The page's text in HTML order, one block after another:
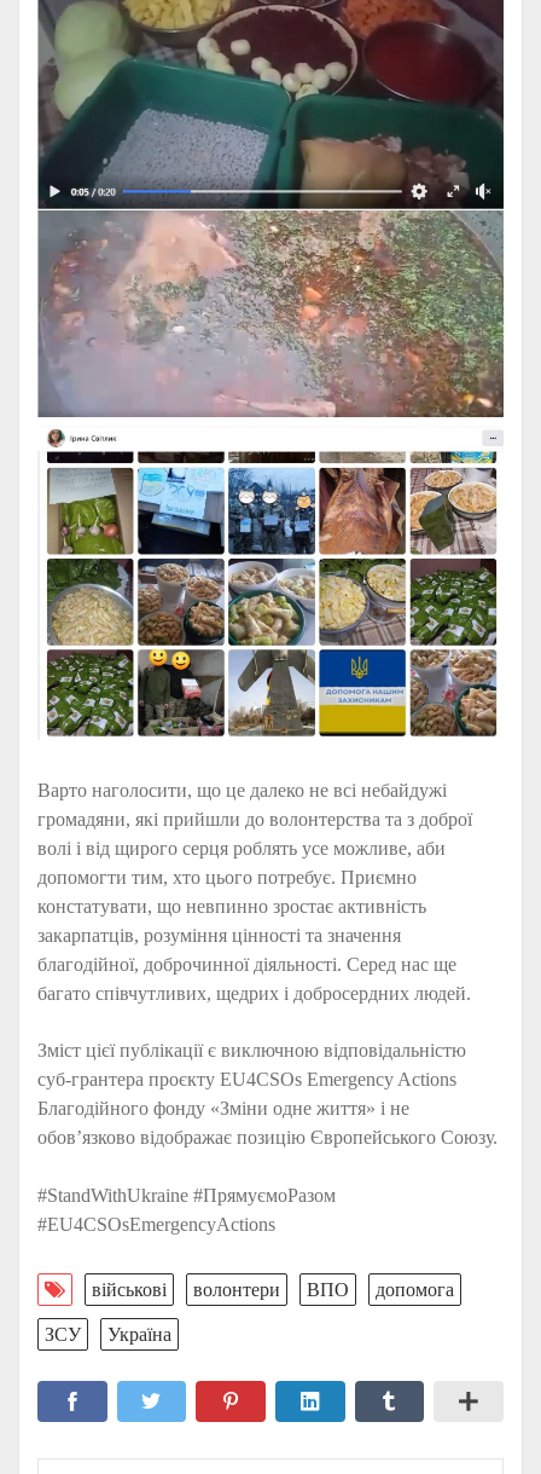
Варто наголосити, що це далеко не всі небайдужі
громадяни, які прийшли до волонтерства та з доброї
волі і від щирого серця роблять усе можливе, аби
допомогти тим, хто цього потребує. Приємно
констатувати, що невпинно зростає активність
закарпатців, розуміння цінності та значення
благодійної, доброчинної діяльності. Серед нас ще
багато співчутливих, щедрих і добросердних людей.
Зміст цієї публікації є виключною відповідальністю
суб-грантера проєкту EU4CSOs Emergency Actions
Благодійного фонду «Зміни одне життя» і не
обов’язково відображає позицію Європейського Союзу.
#StandWithUkraine #ПрямуємоРазом
#EU4CSOsEmergencyActions
військові волонтери ВПО допомога
ЗСУ Україна